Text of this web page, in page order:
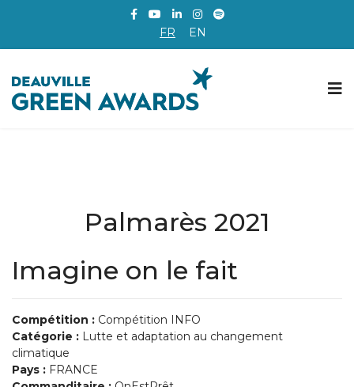
FR EN
Palmarès 2021
Imagine on le fait
Compétition : Compétition INFO
Catégorie : Lutte et adaptation au changement
climatique
Pays : FRANCE